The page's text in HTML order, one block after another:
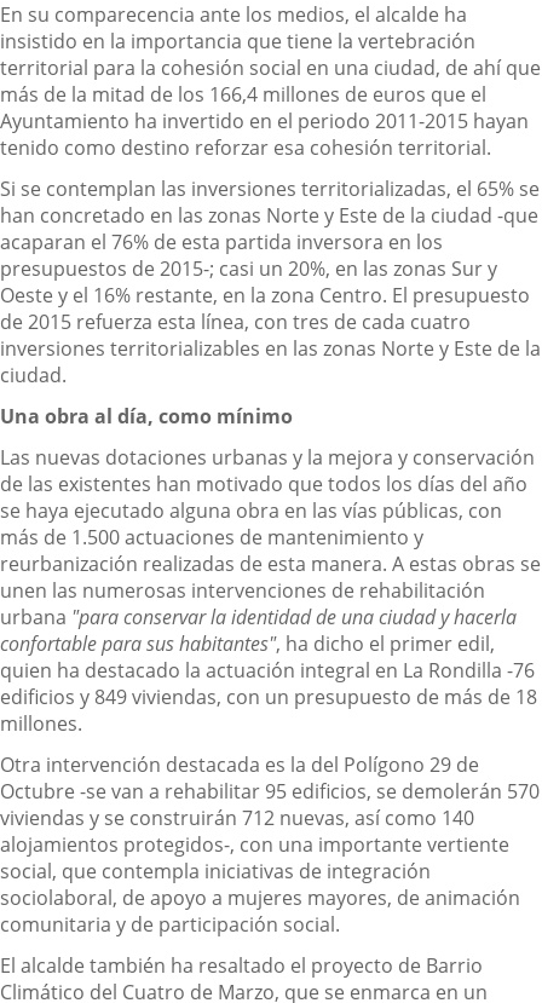
En su comparecencia ante los medios, el alcalde ha
insistido en la importancia que tiene la vertebración
territorial para la cohesión social en una ciudad, de ahí que
más de la mitad de los 166,4 millones de euros que el
Ayuntamiento ha invertido en el periodo 2011-2015 hayan
tenido como destino reforzar esa cohesión territorial.
Si se contemplan las inversiones territorializadas, el 65% se
han concretado en las zonas Norte y Este de la ciudad -que
acaparan el 76% de esta partida inversora en los
presupuestos de 2015-; casi un 20%, en las zonas Sur y
Oeste y el 16% restante, en la zona Centro. El presupuesto
de 2015 refuerza esta línea, con tres de cada cuatro
inversiones territorializables en las zonas Norte y Este de la
ciudad.
Una obra al día, como mínimo
Las nuevas dotaciones urbanas y la mejora y conservación
de las existentes han motivado que todos los días del año
se haya ejecutado alguna obra en las vías públicas, con
más de 1.500 actuaciones de mantenimiento y
reurbanización realizadas de esta manera. A estas obras se
unen las numerosas intervenciones de rehabilitación
urbana "para conservar la identidad de una ciudad y hacerla
confortable para sus habitantes", ha dicho el primer edil,
quien ha destacado la actuación integral en La Rondilla -76
edificios y 849 viviendas, con un presupuesto de más de 18
millones.
Otra intervención destacada es la del Polígono 29 de
Octubre -se van a rehabilitar 95 edificios, se demolerán 570
viviendas y se construirán 712 nuevas, así como 140
alojamientos protegidos-, con una importante vertiente
social, que contempla iniciativas de integración
sociolaboral, de apoyo a mujeres mayores, de animación
comunitaria y de participación social.
El alcalde también ha resaltado el proyecto de Barrio
Climático del Cuatro de Marzo, que se enmarca en un